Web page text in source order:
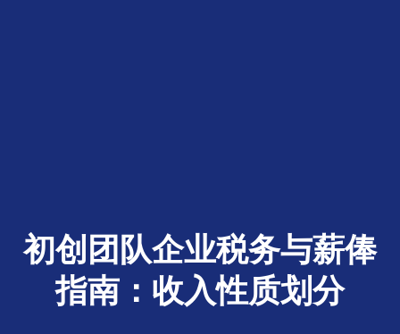
初创团队企业税务与薪俸
指南：收入性质划分